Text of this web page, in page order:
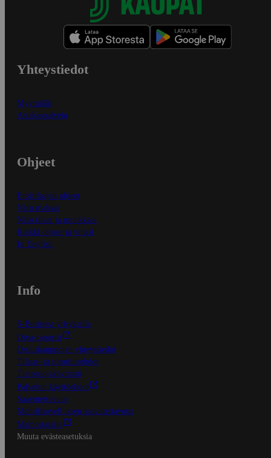
Yhteystiedot
Myymälät
Asiakaspalvelu
Ohjeet
Ensitilaajan ohjeet
Näin maksat
Näin tilaat ja muokkaat
Kaikki ohjeet ja vinkit
In English
Info
S-Business yrityksille
Oiva-raportit
Osuuskauppojen yhteystiedot
Tilaus- ja toimitusehdot
Tietosuojakäytäntö
Palvelun käyttöehdot
Saavutettavuus
Mobiilisovelluksen saavutettavuus
Mainostajalle
Muuta evästeasetuksia